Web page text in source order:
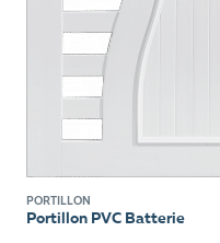
PORTILLON
Portillon PVC Batterie